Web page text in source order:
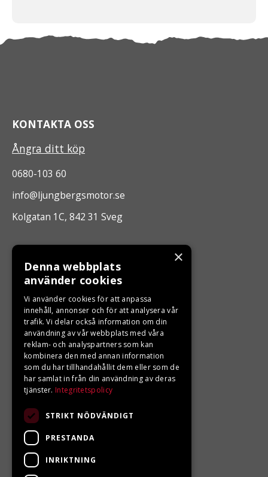
KONTAKTA OSS
Ångra ditt köp
0680-103 60
info@ljungbergsmotor.se
Kolgatan 1C, 842 31 Sveg
ÖPPETTIDER
Måndag - Fredag 10.00 -17.00
LJUNGBERGS MOTOR
Din BRP återförsäljare i Sveg!
×
Denna webbplats
använder cookies
Vi använder cookies för att anpassa
innehåll, annonser och för att analysera vår
trafik. Vi delar också information om din
användning av vår webbplats med våra
reklam- och analyspartners som kan
kombinera den med annan information
som du har tillhandahållit dem eller som de
har samlat in från din användning av deras
tjänster. Integritetspolicy
STRIKT NÖDVÄNDIGT
PRESTANDA
INRIKTNING